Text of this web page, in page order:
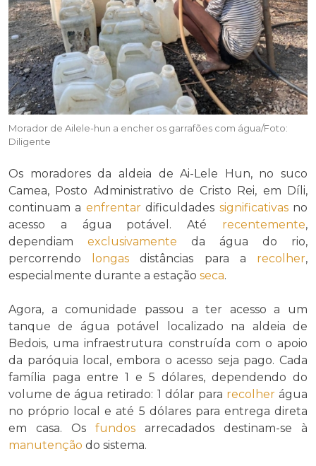
Morador de Ailele-hun a encher os garrafões com água/Foto:
Diligente
Os moradores da aldeia de Ai-Lele Hun, no suco
Camea, Posto Administrativo de Cristo Rei, em Díli,
continuam a enfrentardificuldades significativasno
acesso a água potável. Até recentemente,
dependiam exclusivamente da água do rio,
percorrendo
longas distâncias para a recolher,
especialmente durante a estação seca.
Agora, a comunidade passou a ter acesso a um
tanque de água potável localizado na aldeia de
Bedois, uma infraestrutura construída com o apoio
da paróquia local, embora o acesso seja pago. Cada
família paga entre 1 e 5 dólares, dependendo do
volume de água retirado: 1 dólar para recolherágua
no próprio local e até 5 dólares para entrega direta
em casa. Os fundos arrecadados destinam-se à
manutenção do sistema.